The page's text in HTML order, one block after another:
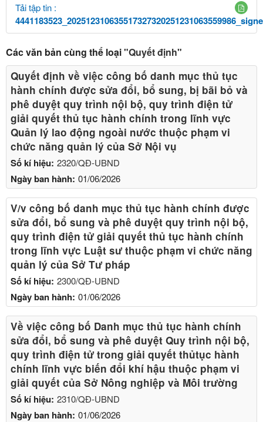
Tải tập tin :
Các văn bản cùng thể loại"Quyết định"
Số kí hiệu: 2320/QĐ-UBND
Ngày ban hành: 01/06/2026
Quyết định về việc công bố danh mục thủ tục
hành chính được sửa đổi, bổ sung, bị bãi bỏ và
phê duyệt quy trình nội bộ, quy trình điện tử
giải quyết thủ tục hành chính trong lĩnh vực
Quản lý lao động ngoài nước thuộc phạm vi
chức năng quản lý của Sở Nội vụ
Số kí hiệu: 2300/QĐ-UBND
Ngày ban hành: 01/06/2026
V/v công bố danh mục thủ tục hành chính được
sửa đổi, bổ sung và phê duyệt quy trình nội bộ,
quy trình điện tử giải quyết thủ tục hành chính
trong lĩnh vực Luật sư thuộc phạm vi chức năng
quản lý của Sở Tư pháp
Số kí hiệu: 2310/QĐ-UBND
Ngày ban hành: 01/06/2026
Về việc công bố Danh mục thủ tục hành chính
sửa đổi, bổ sung và phê duyệt Quy trình nội bộ,
quy trình điện tử trong giải quyết thủtục hành
chính lĩnh vực biến đổi khí hậu thuộc phạm vi
giải quyết của Sở Nông nghiệp và Môi trường